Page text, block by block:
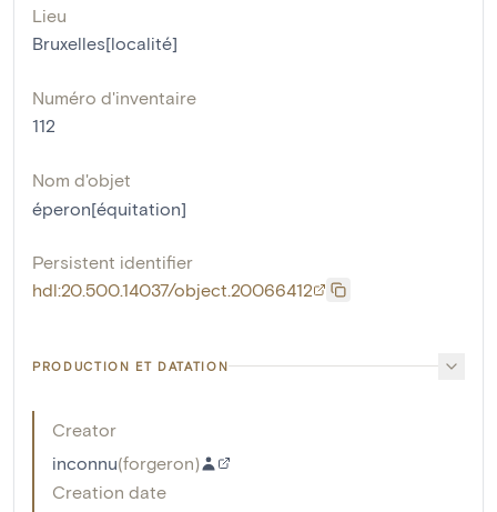
Lieu
Bruxelles[localité]
Numéro d'inventaire
112
Nom d'objet
éperon[équitation]
Persistent identifier
hdl:20.500.14037/object.20066412
PRODUCTION ET DATATION
Creator
inconnu(forgeron)
Creation date